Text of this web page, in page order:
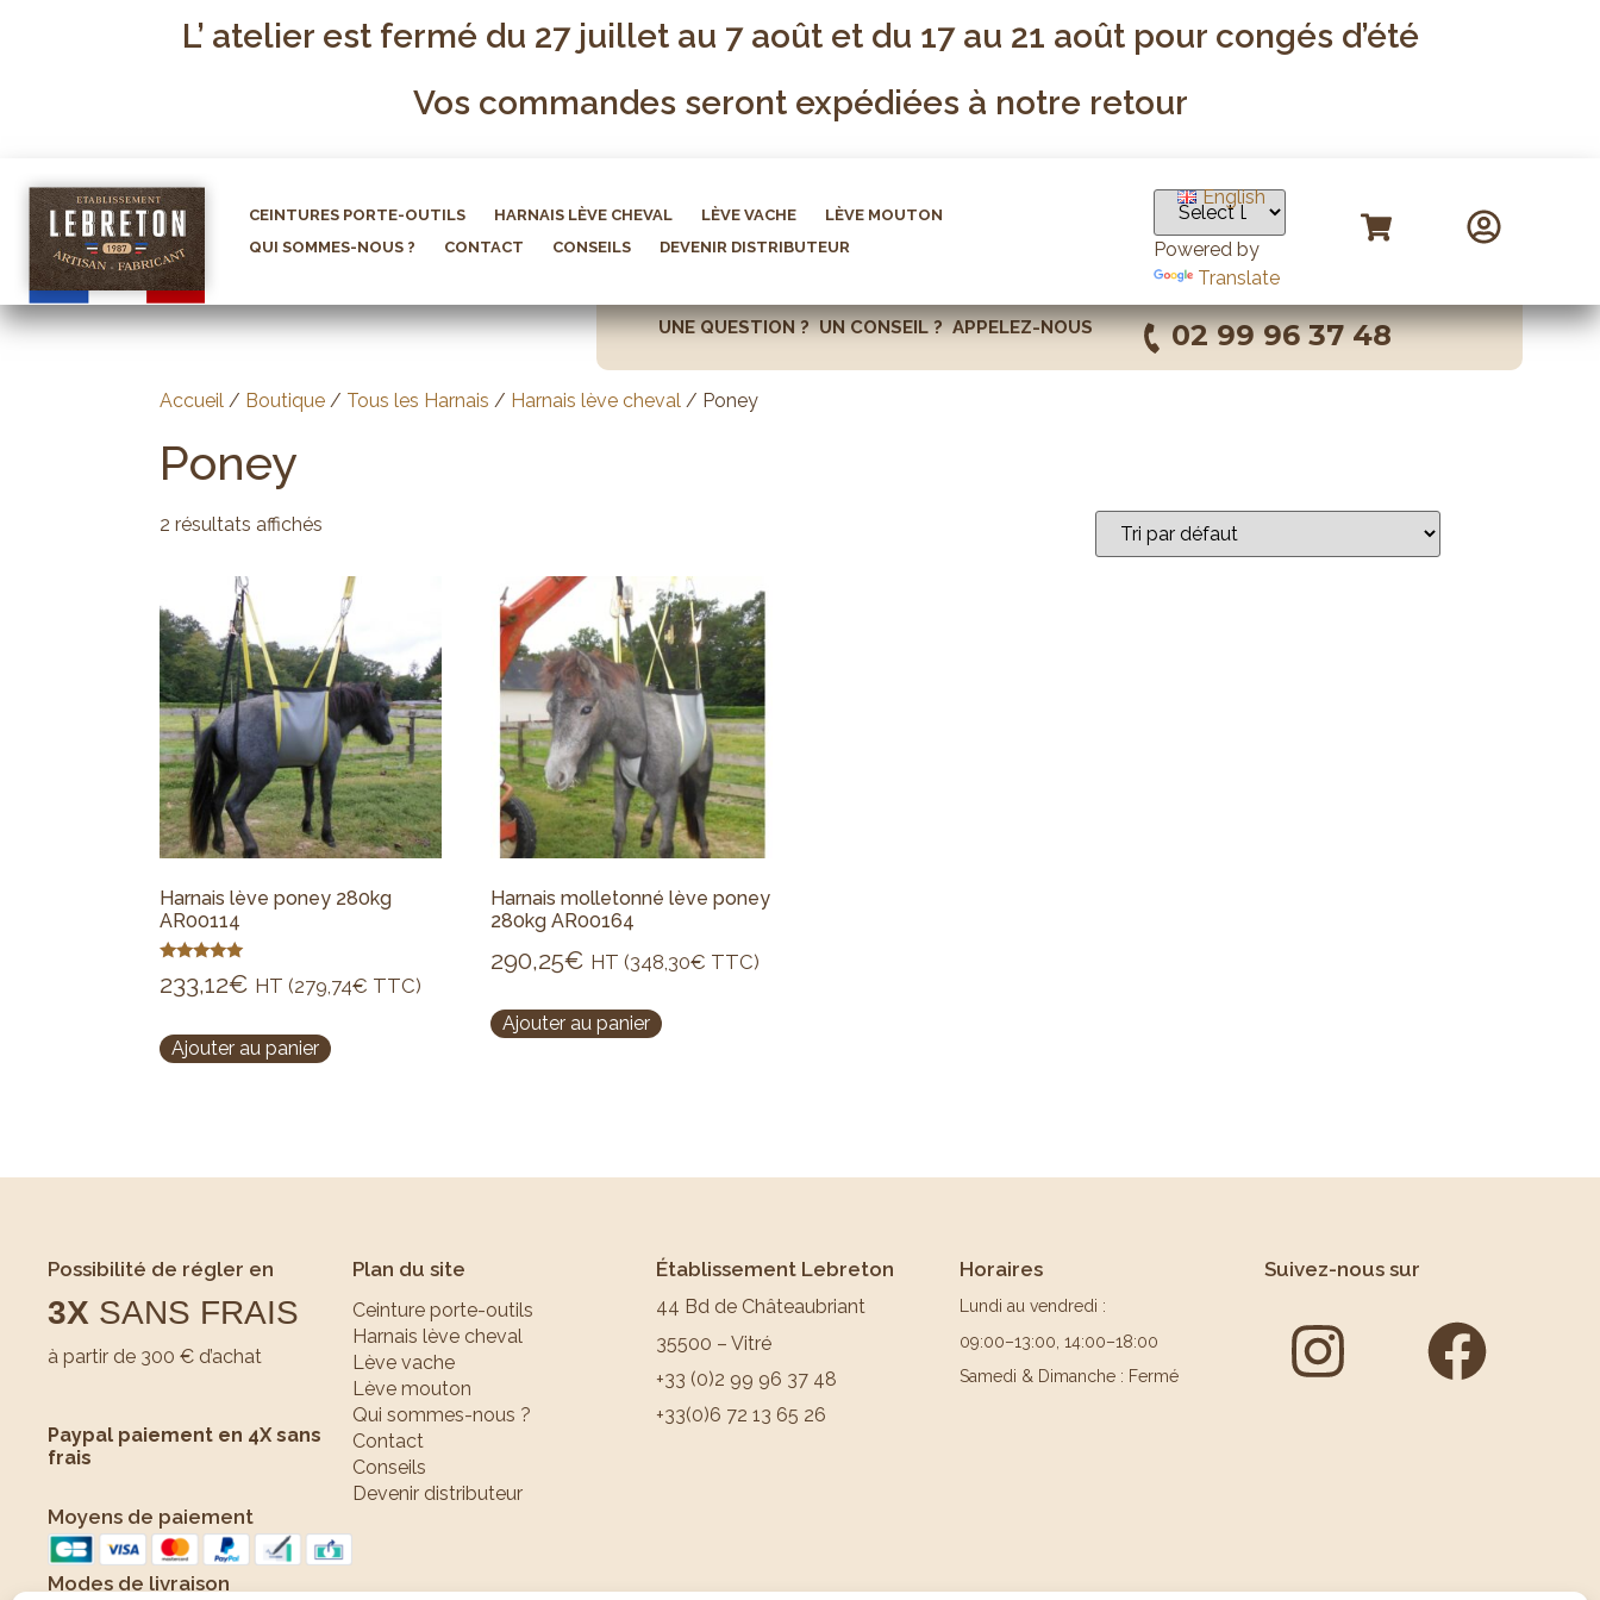
L’ atelier est fermé du 27 juillet au 7 août et du 17 au 21 août pour congés d’été
Vos commandes seront expédiées à notre retour
CEINTURES PORTE-OUTILS HARNAIS LÈVE CHEVAL LÈVE VACHE
LÈVE MOUTON
QUI SOMMES-NOUS ?
CONTACT CONSEILS DEVENIR DISTRIBUTEUR
English
Powered by
Translate
UNE QUESTION ? UN CONSEIL ? APPELEZ-NOUS 02 99 96 37 48
Accueil / Boutique / Tous les Harnais / Harnais lève cheval / Poney
Poney
2 résultats affichés
Harnais lève poney 280kg
AR00114
5.00
233,12€ HT (279,74€ TTC)
Ajouter au panier
Harnais molletonné lève poney
280kg AR00164
290,25€ HT (348,30€ TTC)
Ajouter au panier
Possibilité de régler en
3X SANS FRAIS
à partir de 300 € d’achat
Paypal paiement en 4X sans
frais
Moyens de paiement
Modes de livraison
Plan du site
Ceinture porte-outils
Harnais lève cheval
Lève vache
Lève mouton
Qui sommes-nous ?
Contact
Conseils
Devenir distributeur
Établissement Lebreton
44 Bd de Châteaubriant
35500 – Vitré
+33 (0)2 99 96 37 48
+33(0)6 72 13 65 26
Horaires
Lundi au vendredi :
09:00–13:00, 14:00–18:00
Samedi & Dimanche : Fermé
Suivez-nous sur